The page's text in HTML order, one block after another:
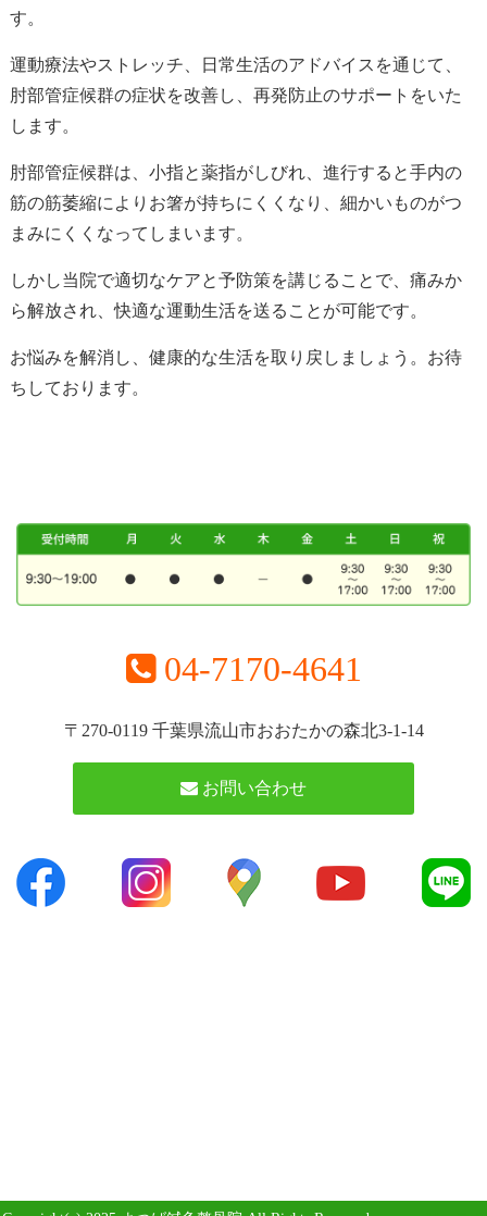
す。
運動療法やストレッチ、日常生活のアドバイスを通じて、
肘部管症候群の症状を改善し、再発防止のサポートをいた
します。
肘部管症候群は、小指と薬指がしびれ、進行すると手内の
筋の筋萎縮によりお箸が持ちにくくなり、細かいものがつ
まみにくくなってしまいます。
しかし当院で適切なケアと予防策を講じることで、痛みか
ら解放され、快適な運動生活を送ることが可能です。
お悩みを解消し、健康的な生活を取り戻しましょう。お待
ちしております。
04-7170-4641
〒270-0119 千葉県流山市おおたかの森北3-1-14
お問い合わせ